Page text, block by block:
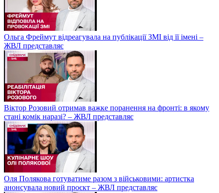
Ольга Фреймут відреагувала на публікації ЗМІ від її імені –
ЖВЛ представляє
Віктор Розовий отримав важке поранення на фронті: в якому
стані комік наразі? – ЖВЛ представляє
Оля Полякова готуватиме разом з військовими: артистка
анонсувала новий проєкт – ЖВЛ представляє